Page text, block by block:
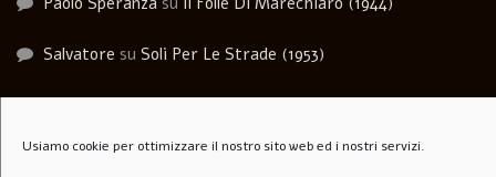
Usiamo cookie per ottimizzare il nostro sito web ed i nostri servizi.
Salvatore su Soli Per Le Strade (1953)
The hornets’ nest – 1969